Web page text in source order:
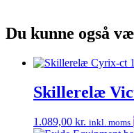
Du kunne også
Skillerelæ
1.089,00 kr. inkl. moms